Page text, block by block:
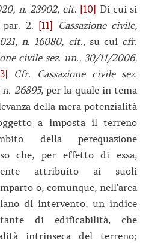
n. 23902, cit. [10] Di cui si
2. [11]
Cassazione civile,
n. 16080, cit., su cui cfr.
civile sez. un., 30/11/2006,
Cfr.
Cassazione civile sez.
26895, per la quale in tema
della mera potenzialità
a imposta il terreno
della perequazione
che, per effetto di essa,
attribuito ai suoli
o, comunque, nell'area
di intervento, un indice
di edificabilità, che
intrinseca del terreno;